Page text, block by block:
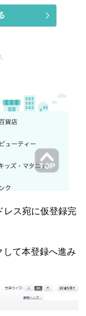
レス宛に仮登録完
して本登録へ進み